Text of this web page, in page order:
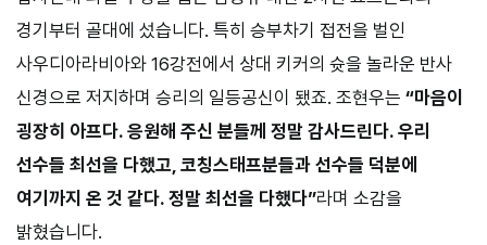
경기부터 골대에 섰습니다. 특히 승부차기 접전을 벌인
사우디아라비아와 16강전에서 상대 키커의 슛을 놀라운 반사
신경으로 저지하며 승리의 일등공신이 됐죠. 조현우는 “마음이
굉장히 아프다. 응원해 주신 분들께 정말 감사드린다. 우리
선수들 최선을 다했고, 코칭스태프분들과 선수들 덕분에
여기까지 온 것 같다. 정말 최선을 다했다”라며 소감을
밝혔습니다.